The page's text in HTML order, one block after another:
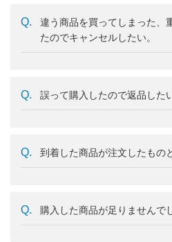
違う商品を買ってしまった、
たのでキャンセルしたい。
誤って購入したので返品した
到着した商品が注文したもの
購入した商品が足りませんで